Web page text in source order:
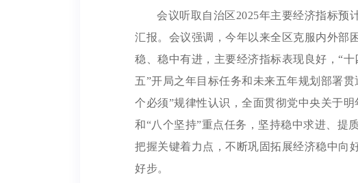
会议听取自治区2025年主要经济指标预
汇报。会议强调，今年以来全区克服内外部
稳、稳中有进，主要经济指标表现良好，“
五”开局之年目标任务和未来五年规划部署
个必须”规律性认识，全面贯彻党中央关于
和“八个坚持”重点任务，坚持稳中求进、提
把握关键着力点，不断巩固拓展经济稳中向
好步。